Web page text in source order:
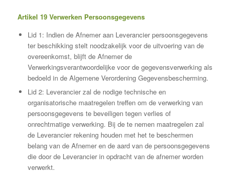
Artikel 19 Verwerken Persoonsgegevens
Lid 1: Indien de Afnemer aan Leverancier persoonsgegevens
ter beschikking stelt noodzakelijk voor de uitvoering van de
overeenkomst, blijft de Afnemer de
Verwerkingsverantwoordelijke voor de gegevensverwerking als
bedoeld in de Algemene Verordening Gegevensbescherming.
Lid 2: Leverancier zal de nodige technische en
organisatorische maatregelen treffen om de verwerking van
persoonsgegevens te beveiligen tegen verlies of
onrechtmatige verwerking. Bij de te nemen maatregelen zal
de Leverancier rekening houden met het te beschermen
belang van de Afnemer en de aard van de persoonsgegevens
die door de Leverancier in opdracht van de afnemer worden
verwerkt.